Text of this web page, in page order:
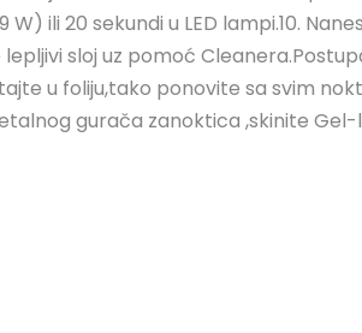
ili 20 sekundi u LED lampi.10.
lepljivi sloj uz pomoć
u foliju,tako ponovite sa svim
gurača zanoktica ,skinite Gel-